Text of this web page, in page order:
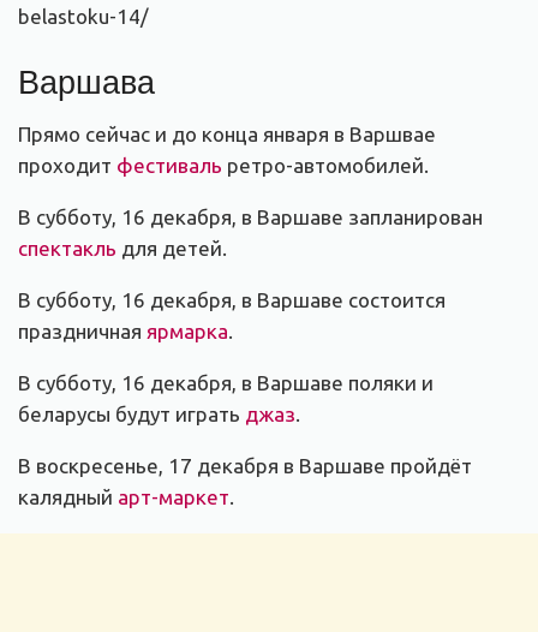
belastoku-14/
Варшава
Прямо сейчас и до конца января в Варшвае
проходит фестиваль ретро-автомобилей.
В субботу, 16 декабря, в Варшаве запланирован
спектакль для детей.
В субботу, 16 декабря, в Варшаве состоится
праздничная ярмарка
В субботу, 16 декабря, в Варшаве поляки и
беларусы будут играть джаз
В воскресенье, 17 декабря в Варшаве пройдёт
калядный арт-маркет